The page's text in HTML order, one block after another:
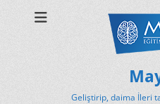
Geliştirip, daima İleri